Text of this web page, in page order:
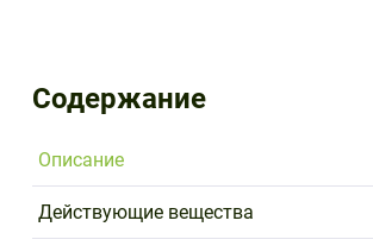
Содержание
Описание
Действующие вещества